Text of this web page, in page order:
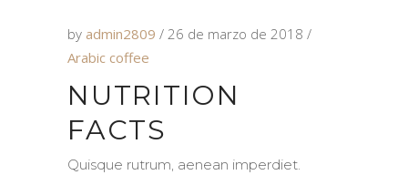
by admin2809
26 de marzo de 2018
Arabic coffee
NUTRITION
FACTS
Quisque rutrum, aenean imperdiet.